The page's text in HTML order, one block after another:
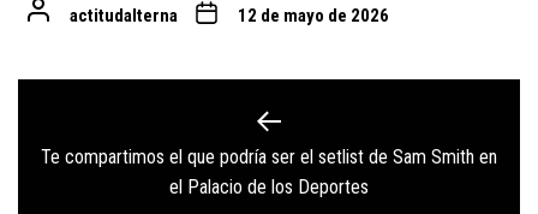
actitudalterna 12 de mayo de 2026
de
Previous
post:
Te compartimos el que podría ser el setlist de Sam Smith en
el Palacio de los Deportes